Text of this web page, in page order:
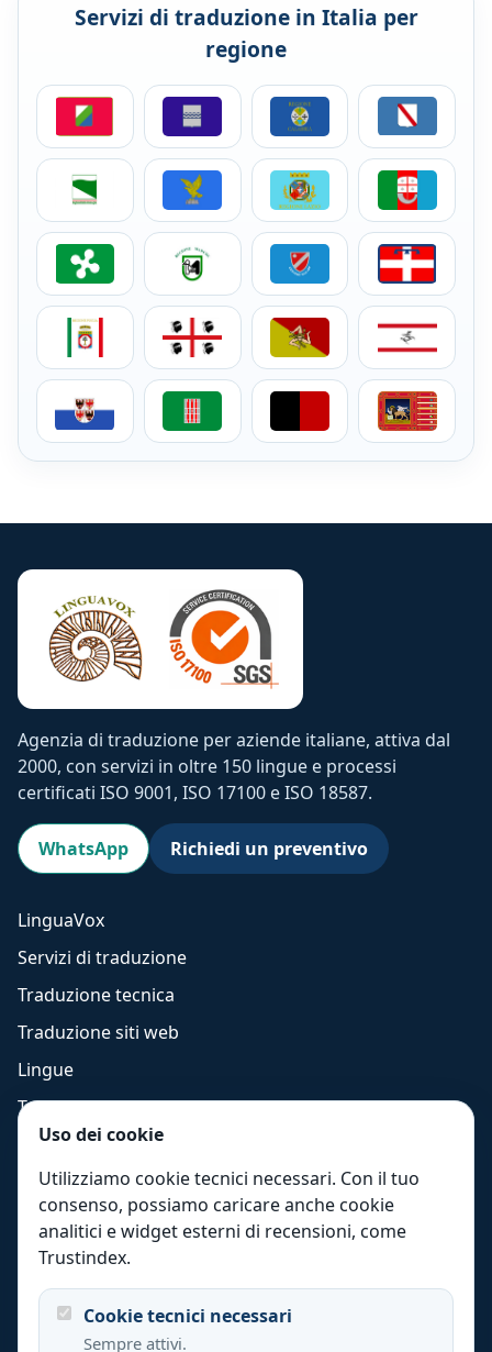
Servizi di traduzione in Italia per
regione
Servizi di traduzione per aziende in Abruzzo
Servizi di traduzione per aziende in
Servizi di traduzione per
Servizi di
Servizi di traduzione per aziende in Emilia-Romagna
Servizi di traduzione per aziende in
Servizi di traduzione per
Servizi di
Servizi di traduzione per aziende in Lombardia
Servizi di traduzione per aziende nelle
Servizi di traduzione per
Servizi di
Servizi di traduzione per aziende in Puglia
Servizi di traduzione per aziende in
Servizi di traduzione per
Servizi di
Servizi di traduzione per aziende in Trentino-Alto
Servizi di traduzione per aziende in
Servizi di traduzione per
Servizi di
Agenzia di traduzione per aziende italiane, attiva dal
2000, con servizi in oltre 150 lingue e processi
certificati ISO 9001, ISO 17100 e ISO 18587.
WhatsApp Richiedi un preventivo
LinguaVox
Servizi di traduzione
Traduzione tecnica
Traduzione siti web
Lingue
Traduzione inglese
Traduzione spagnolo
Settori
Italia
Internazionale
Qualità
Uso dei cookie
Utilizziamo cookie tecnici necessari. Con il tuo
consenso, possiamo caricare anche cookie
analitici e widget esterni di recensioni, come
Trustindex.
Cookie tecnici necessari
Sempre attivi.